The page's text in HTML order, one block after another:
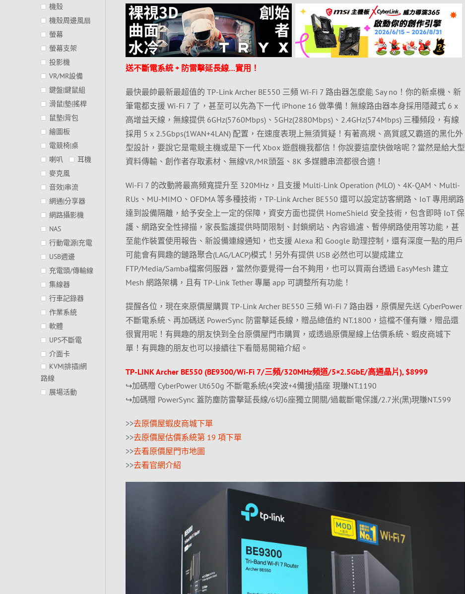
送不斷電系統 + 防雷擊延長線…實用！
最快最帥最新最超值的 TP-Link Archer BE550 三頻 Wi-Fi 7 路由器怎麼能 Say no！你的新桌機、新
筆電都支援 Wi-Fi 7 了，甚至可以先為下一代 iPhone 16 做準備！無線路由器本身採用隱藏式 6 x
高增益天線，無線提供 6GHz(5760Mbps)、5GHz(2880Mbps)、2.4GHz(574Mbps) 三種頻段，有線
採用 5 x 2.5Gbps(1WAN+4LAN) 配置，在速度表現上無須質疑！有著高規、高質感又霸道的黑化外
型設計，要說它是電競主機或是下一代 Xbox 遊戲機我都信！你說要這麼快做啥呢？當然是給大型
資料傳輸、創作者存取素材、無線VR/MR頭盔、8K 多媒體串流都很合適！
Wi-Fi 7 的改動將最高頻寬提升至 320MHz，且支援 Multi-Link Operation (MLO)、4K-QAM、Multi-
RUs、MU-MIMO、OFDMA 等多種技術，TP-Link Archer BE550 還可以設定訪客網路、IoT 專用網路
達到設備隔離，給予安全上一定的保障，資安方面也提供 HomeShield 安全技術，包含即時 IoT 保
護、網路安全性掃描，家長監護提供時間限制、封鎖網站、內容過濾、暫停網路使用等功能，甚
至能作裝置使用報告、新設備連線通知，也支援 Alexa 和 Google 助理控制，還有深度一點的用戶
可能會有興趣的鏈路聚合(LAG/LACP)模式！另外有提供 USB 必然也可以變成建立
FTP/Media/Samba檔案伺服器，當然你要覺得一台不夠用，也可以買兩台透過 EasyMesh 建立
Mesh 網路架構，且有 TP-Link Tether 專屬 app 可調整所有功能！
提醒各位，現在來原價屋購買 TP-Link Archer BE550 三頻 Wi-Fi 7 路由器，原價屋先送 CyberPower
不斷電系統、再加碼送 PowerSync 防雷擊延長線，贈品總值約 NT.1800，這檔不僅有賺，贈品還
很實用呢！有興趣的朋友快到全台原價屋門市購買，或透過原價屋線上估價系統、蝦皮商城下
單！有興趣的朋友也可以接續往下看簡易開箱介紹。
TP-LINK Archer BE550 (BE9300/Wi-Fi 7/三頻/320MHz頻道/5×2.5GbE/高通晶片), $8999
↪加碼贈 CyberPower Ut650g 不斷電系統(4突波+4備援)插座 現賺NT.1190
↪加碼贈 PowerSync 蓋防塵防雷擊延長線/6切6座獨立開關/過載斷電保護/2.7米(黑)現賺NT.599
>>去原價屋蝦皮商城下單
>>去原價屋估價系統第 19 項下單
>>去看原價屋門市地圖
>>去看官網介紹
機殼
機殼周邊風扇
螢幕
螢幕支架
投影機
VR/MR設備
鍵盤|鍵鼠組
滑鼠|墊|搖桿
鼠墊|背包
繪圖板
電競椅|桌
喇叭
耳機
麥克風
音效|串流
網通|分享器
網路攝影機
NAS
行動電源|充電
USB週邊
充電頭/傳輸線
集線器
行車記錄器
作業系統
軟體
UPS不斷電
介面卡
KVM|排插|網
路線
展場活動